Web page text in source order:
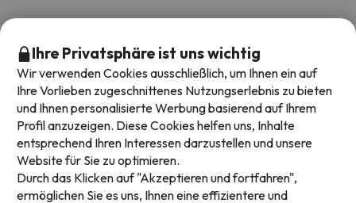
Verfügbare Zahlungsarten
Ihre Privatsphäre ist uns wichtig
Wir verwenden Cookies ausschließlich, um Ihnen ein auf
Ihre Vorlieben zugeschnittenes Nutzungserlebnis zu bieten
und Ihnen personalisierte Werbung basierend auf Ihrem
Profil anzuzeigen. Diese Cookies helfen uns, Inhalte
entsprechend Ihren Interessen darzustellen und unsere
Website für Sie zu optimieren.
Durch das Klicken auf "Akzeptieren und fortfahren",
ermöglichen Sie es uns, Ihnen eine effizientere und